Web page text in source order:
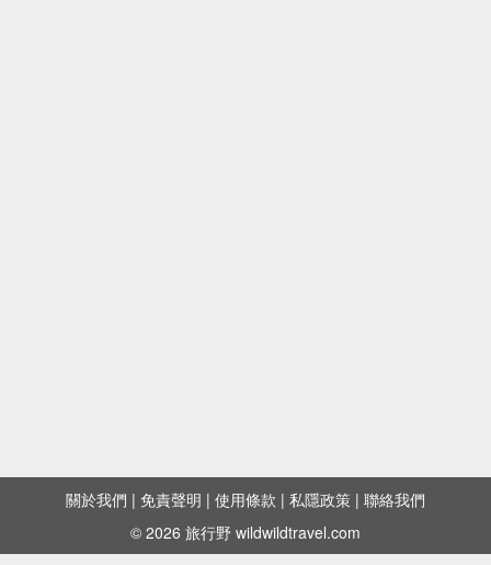
關於我們 | 免責聲明 | 使用條款 | 私隱政策 | 聯絡我們
© 2026 旅行野 wildwildtravel.com